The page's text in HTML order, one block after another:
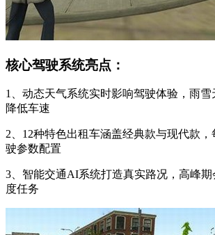
核心驾驶系统亮点：
1、动态天气系统实时影响驾驶体验，雨
降低车速
2、12种特色出租车涵盖经典款与现代款
驶参数配置
3、智能交通AI系统打造真实路况，高峰期
度任务